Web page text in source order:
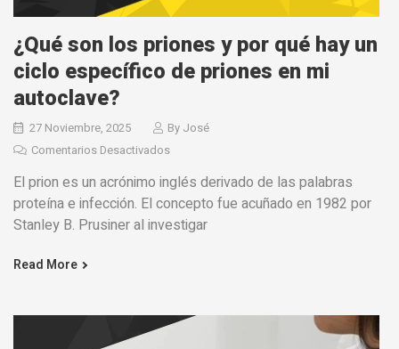
¿Qué son los priones y por qué hay un
ciclo específico de priones en mi
autoclave?
27 Noviembre, 2025 By José
Comentarios Desactivados
El prion es un acrónimo inglés derivado de las palabras
proteína e infección. El concepto fue acuñado en 1982 por
Stanley B. Prusiner al investigar
Read More